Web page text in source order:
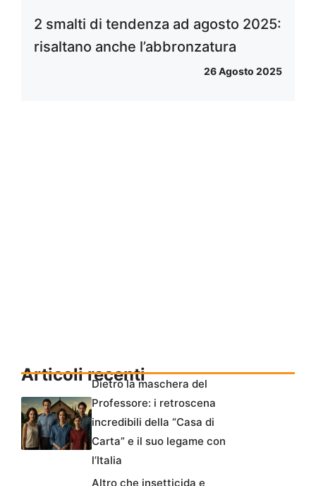
2 smalti di tendenza ad agosto 2025:
risaltano anche l’abbronzatura
26 Agosto 2025
Articoli recentiDietro la maschera del
Professore: i retroscena
incredibili della “Casa di
Carta” e il suo legame con
l’Italia
Altro che insetticida e